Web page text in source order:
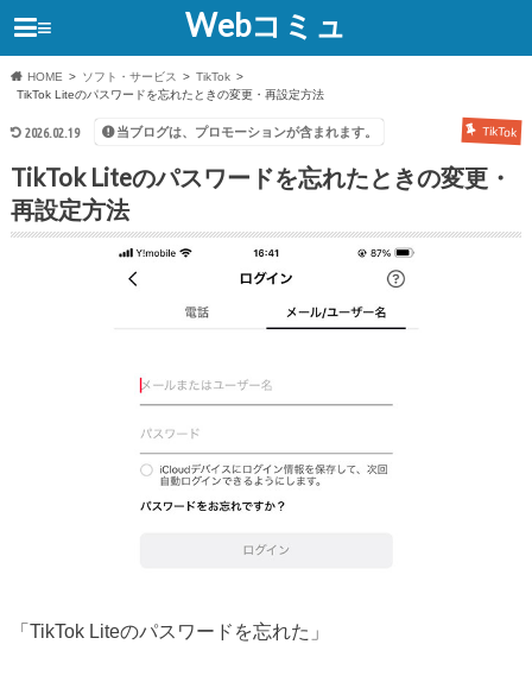
Webコミュ
≡
HOME ソフト・サービス
TikTok
TikTok Liteのパスワードを忘れたときの変更・再設定方法
2026.02.19 TikTok
当ブログは、プロモーションが含まれます。
TikTok Liteのパスワードを忘れたときの変更・
再設定方法
「TikTok Liteのパスワードを忘れた」